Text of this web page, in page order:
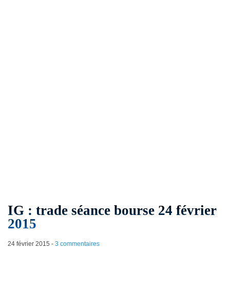
IG : trade séance bourse 24 février
2015
24 février 2015 - 3 commentaires